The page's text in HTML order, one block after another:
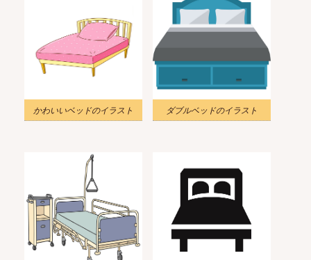
かわいいベッドのイラスト ダブルベッドのイラスト